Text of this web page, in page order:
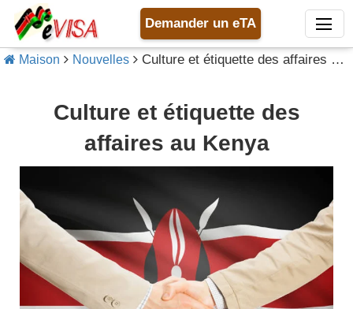
Demander un eTA
Maison Nouvelles Culture et étiquette des affaires au Kenya
Culture et étiquette des
affaires au Kenya